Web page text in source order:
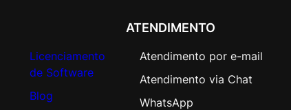
Licenciamento
de Software
Blog
ATENDIMENTO
Atendimento por e-mail
Atendimento via Chat
WhatsApp